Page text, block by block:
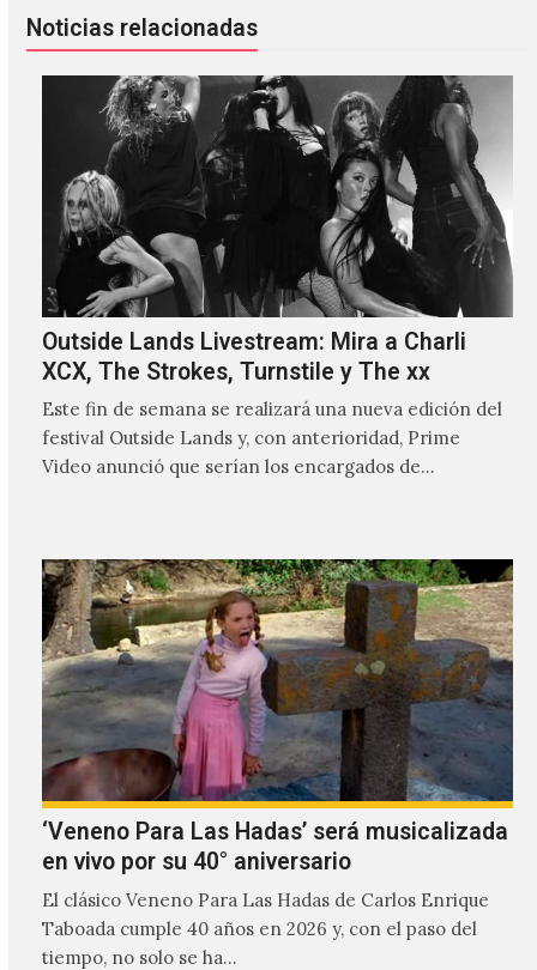
Noticias relacionadas
Outside Lands Livestream: Mira a Charli
XCX, The Strokes, Turnstile y The xx
Este fin de semana se realizará una nueva edición del
festival Outside Lands y, con anterioridad, Prime
Video anunció que serían los encargados de
‘Veneno Para Las Hadas’ será musicalizada
en vivo por su 40° aniversario
El clásico Veneno Para Las Hadas de Carlos Enrique
Taboada cumple 40 años en 2026 y, con el paso del
tiempo, no solo se ha…